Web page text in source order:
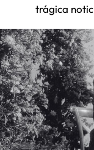
trágica